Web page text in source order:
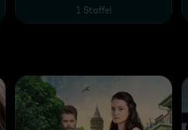
1 Staffel